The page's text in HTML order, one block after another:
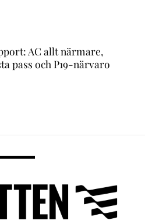
AC allt närmare,
pass och P19-närvaro